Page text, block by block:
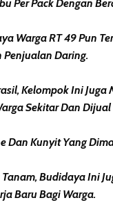
Per Pack Dengan
Warga RT 49 Pun
Penjualan Daring.
Kelompok Ini
Sekitar Dan
Dan Kunyit Yang
Budidaya Ini
Baru Bagi Warga.